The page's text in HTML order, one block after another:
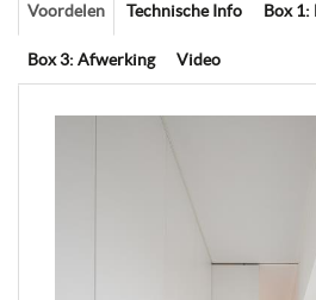
Voordelen Technische Info Box 1:
Box 3: Afwerking Video